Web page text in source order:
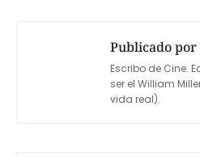
Publicado por
Escribo de Cine.
ser el William
vida real).